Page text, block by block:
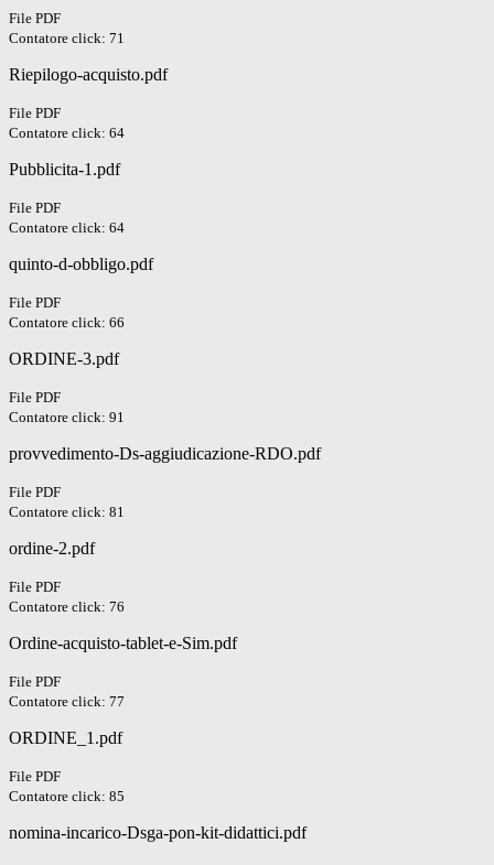
File PDF
Contatore click: 71
Riepilogo-acquisto.pdf
File PDF
Contatore click: 64
Pubblicita-1.pdf
File PDF
Contatore click: 64
quinto-d-obbligo.pdf
File PDF
Contatore click: 66
ORDINE-3.pdf
File PDF
Contatore click: 91
provvedimento-Ds-aggiudicazione-RDO.pdf
File PDF
Contatore click: 81
ordine-2.pdf
File PDF
Contatore click: 76
Ordine-acquisto-tablet-e-Sim.pdf
File PDF
Contatore click: 77
ORDINE_1.pdf
File PDF
Contatore click: 85
nomina-incarico-Dsga-pon-kit-didattici.pdf